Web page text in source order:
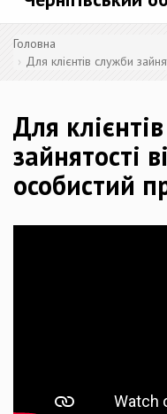
Головна
Для клієнтів служби
Для
зайнятості
особистий